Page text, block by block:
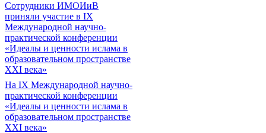
Сотрудники ИМОИиВ
приняли участие в IX
Международной научно-
практической конференции
«Идеалы и ценности ислама в
образовательном пространстве
XXI века»
На IX Международной научно-
практической конференции
«Идеалы и ценности ислама в
образовательном пространстве
XXI века»